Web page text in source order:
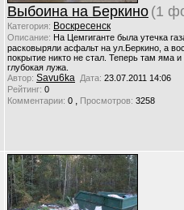
Выбоина на Беркино (1
Категория: Воскресенск
Описание: На Цемгиганте была утечка
расковыряли асфальт на ул.Беркино, а
покрытие никто не стал. Теперь там яма
глубокая лужа.
Автор: Savu6ka Дата: 23.07.2011 14:06
Рейтинг: 0
Комментарии: 0 , Просмотров: 3258